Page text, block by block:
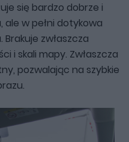
się bardzo dobrze i
ale w pełni dotykowa
zwłaszcza
i skali mapy. Zwłaszcza
pozwalając na szybkie